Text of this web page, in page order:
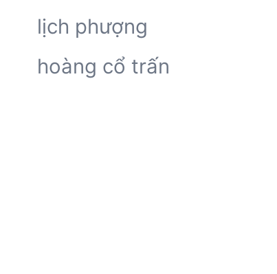
lịch phượng
hoàng cổ trấn